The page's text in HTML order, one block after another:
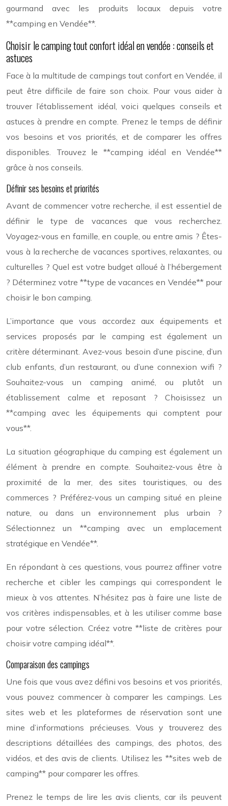
gourmand avec les produits locaux depuis votre
**camping en Vendée**.
Choisir le camping tout confort idéal en vendée : conseils et
astuces
Face à la multitude de campings tout confort en Vendée, il
peut être difficile de faire son choix. Pour vous aider à
trouver l’établissement idéal, voici quelques conseils et
astuces à prendre en compte. Prenez le temps de définir
vos besoins et vos priorités, et de comparer les offres
disponibles. Trouvez le **camping idéal en Vendée**
grâce à nos conseils.
Définir ses besoins et priorités
Avant de commencer votre recherche, il est essentiel de
définir le type de vacances que vous recherchez.
Voyagez-vous en famille, en couple, ou entre amis ? Êtes-
vous à la recherche de vacances sportives, relaxantes, ou
culturelles ? Quel est votre budget alloué à l’hébergement
? Déterminez votre **type de vacances en Vendée** pour
choisir le bon camping.
L’importance que vous accordez aux équipements et
services proposés par le camping est également un
critère déterminant. Avez-vous besoin d’une piscine, d’un
club enfants, d’un restaurant, ou d’une connexion wifi ?
Souhaitez-vous un camping animé, ou plutôt un
établissement calme et reposant ? Choisissez un
**camping avec les équipements qui comptent pour
vous**.
La situation géographique du camping est également un
élément à prendre en compte. Souhaitez-vous être à
proximité de la mer, des sites touristiques, ou des
commerces ? Préférez-vous un camping situé en pleine
nature, ou dans un environnement plus urbain ?
Sélectionnez un **camping avec un emplacement
stratégique en Vendée**.
En répondant à ces questions, vous pourrez affiner votre
recherche et cibler les campings qui correspondent le
mieux à vos attentes. N’hésitez pas à faire une liste de
vos critères indispensables, et à les utiliser comme base
pour votre sélection. Créez votre **liste de critères pour
choisir votre camping idéal**.
Comparaison des campings
Une fois que vous avez défini vos besoins et vos priorités,
vous pouvez commencer à comparer les campings. Les
sites web et les plateformes de réservation sont une
mine d’informations précieuses. Vous y trouverez des
descriptions détaillées des campings, des photos, des
vidéos, et des avis de clients. Utilisez les **sites web de
camping** pour comparer les offres.
Prenez le temps de lire les avis clients, car ils peuvent